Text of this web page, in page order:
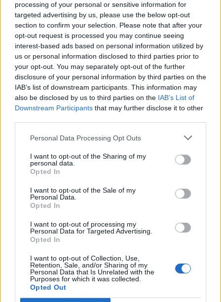
processing of your personal or sensitive information for
targeted advertising by us, please use the below opt-out
section to confirm your selection. Please note that after your
opt-out request is processed you may continue seeing
interest-based ads based on personal information utilized by
us or personal information disclosed to third parties prior to
your opt-out. You may separately opt-out of the further
disclosure of your personal information by third parties on the
IAB’s list of downstream participants. This information may
also be disclosed by us to third parties on the IAB’s List of
Downstream Participants that may further disclose it to other
Personal Data Processing Opt Outs
I want to opt-out of the Sharing of my
personal data.
Opted In
I want to opt-out of the Sale of my
Personal Data.
Opted In
I want to opt-out of processing my
Personal Data for Targeted Advertising.
Opted In
I want to opt-out of Collection, Use,
Retention, Sale, and/or Sharing of my
Personal Data that Is Unrelated with the
Purposes for which it was collected.
Opted Out